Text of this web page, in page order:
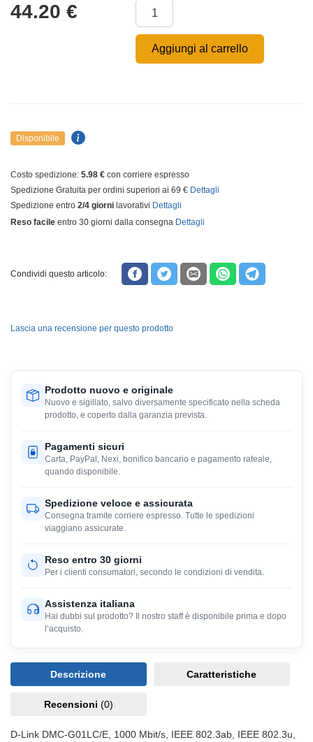
44.20 €
Aggiungi al carrello
Disponibile
Costo spedizione: 5.98 € con corriere espresso
Spedizione Gratuita per ordini superiori ai 69 € Dettagli
Spedizione entro 2/4 giorni lavorativi Dettagli
Reso facile entro 30 giorni dalla consegna Dettagli
Condividi questo articolo:
Lascia una recensione per questo prodotto
Prodotto nuovo e originale
Nuovo e sigillato, salvo diversamente specificato nella scheda
prodotto, e coperto dalla garanzia prevista.
Pagamenti sicuri
Carta, PayPal, Nexi, bonifico bancario e pagamento rateale,
quando disponibile.
Spedizione veloce e assicurata
Consegna tramite corriere espresso. Tutte le spedizioni
viaggiano assicurate.
Reso entro 30 giorni
Per i clienti consumatori, secondo le condizioni di vendita.
Assistenza italiana
Hai dubbi sul prodotto? Il nostro staff è disponibile prima e dopo
l’acquisto.
Descrizione Caratteristiche
Recensioni (0)
D-Link DMC-G01LC/E, 1000 Mbit/s, IEEE 802.3ab, IEEE 802.3u,